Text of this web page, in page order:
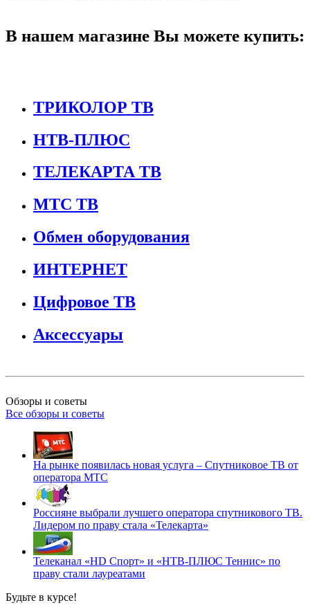
В нашем магазине Вы можете купить:
ТРИКОЛОР ТВ
НТВ-ПЛЮС
ТЕЛЕКАРТА ТВ
МТС ТВ
Обмен оборудования
ИНТЕРНЕТ
Цифровое ТВ
Аксессуары
Обзоры и советы
Все обзоры и советы
На рынке появилась новая услуга – Спутниковое ТВ от
оператора МТС
Россияне выбрали лучшего оператора спутникового ТВ.
Лидером по праву стала «Телекарта»
Телеканал «HD Спорт» и «НТВ-ПЛЮС Теннис» по
праву стали лауреатами
Будьте в курсе!